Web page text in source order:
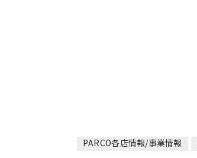
PARCO各店情報/事業情報